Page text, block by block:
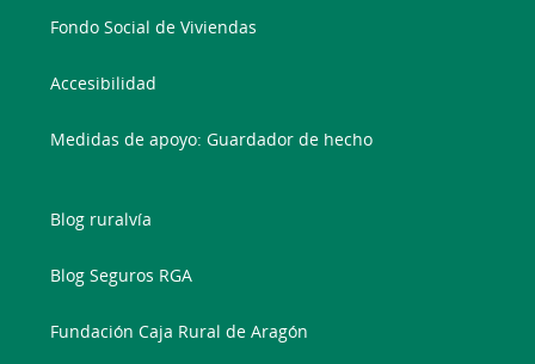
Fondo Social de Viviendas
Accesibilidad
Medidas de apoyo: Guardador de hecho
Blog ruralvía
Blog Seguros RGA
Fundación Caja Rural de Aragón